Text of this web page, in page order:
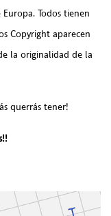
Todos tienen
Copyright aparecen
la originalidad de la
querrás tener!